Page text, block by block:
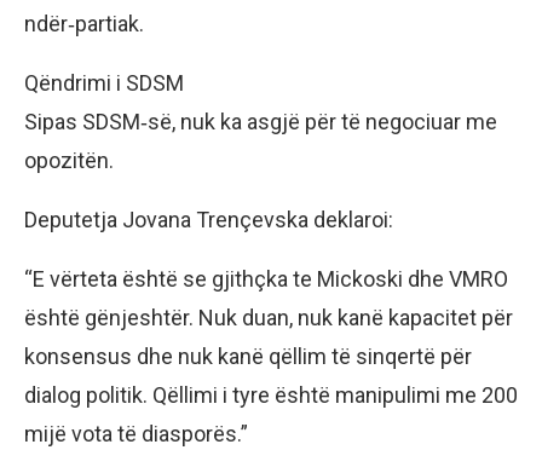
ndër‑partiak.
Qëndrimi i SDSM
Sipas SDSM‑së, nuk ka asgjë për të negociuar me
opozitën.
Deputetja Jovana Trençevska deklaroi:
“E vërteta është se gjithçka te Mickoski dhe VMRO
është gënjeshtër. Nuk duan, nuk kanë kapacitet për
konsensus dhe nuk kanë qëllim të sinqertë për
dialog politik. Qëllimi i tyre është manipulimi me 200
mijë vota të diasporës.”